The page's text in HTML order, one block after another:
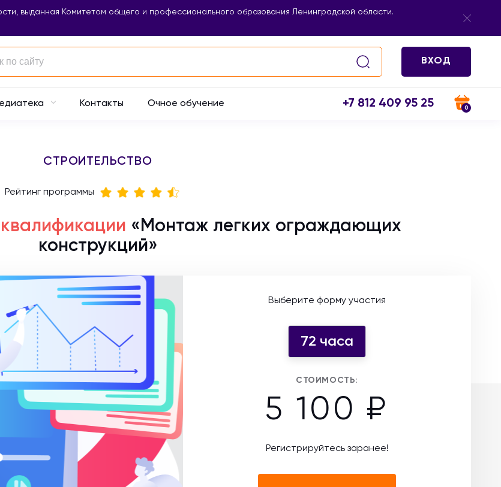
выданная Комитетом общего и профессионального образования Ленинградской области.
ВХОД
Контакты Очное обучение +7 812 409 95 25 0
СТРОИТЕЛЬСТВО
Рейтинг программы
«Монтаж легких ограждающих
конструкций»
Выберите форму участия
72 часа
СТОИМОСТЬ:
5 100 ₽
Регистрируйтесь заранее!